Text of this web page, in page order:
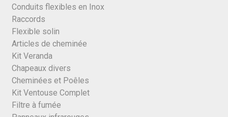
Conduits flexibles en Inox
Raccords
Flexible solin
Articles de cheminée
Kit Veranda
Chapeaux divers
Cheminées et Poêles
Kit Ventouse Complet
Filtre à fumée